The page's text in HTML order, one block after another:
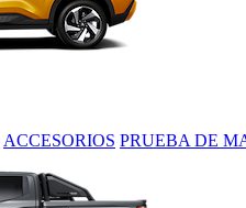
ACCESORIOS PRUEBA DE